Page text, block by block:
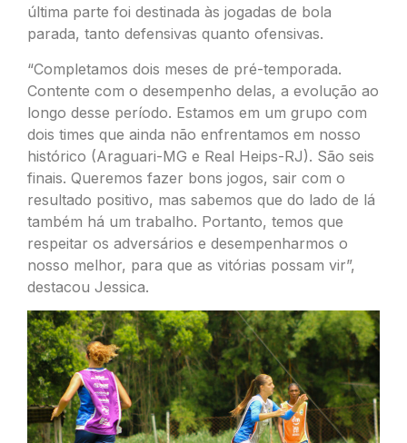
última parte foi destinada às jogadas de bola
parada, tanto defensivas quanto ofensivas.
“Completamos dois meses de pré-temporada.
Contente com o desempenho delas, a evolução ao
longo desse período. Estamos em um grupo com
dois times que ainda não enfrentamos em nosso
histórico (Araguari-MG e Real Heips-RJ). São seis
finais. Queremos fazer bons jogos, sair com o
resultado positivo, mas sabemos que do lado de lá
também há um trabalho. Portanto, temos que
respeitar os adversários e desempenharmos o
nosso melhor, para que as vitórias possam vir”,
destacou Jessica.